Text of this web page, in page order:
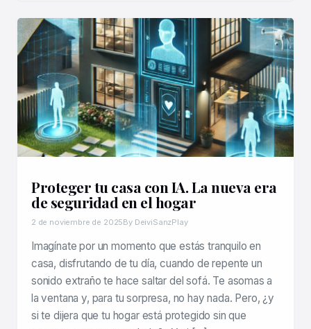
Proteger tu casa con IA. La nueva era
de seguridad en el hogar
2 de noviembre de 2025By DeiviSanzPlay
Imagínate por un momento que estás tranquilo en
casa, disfrutando de tu día, cuando de repente un
sonido extraño te hace saltar del sofá. Te asomas a
la ventana y, para tu sorpresa, no hay nada. Pero, ¿y
si te dijera que tu hogar está protegido sin que